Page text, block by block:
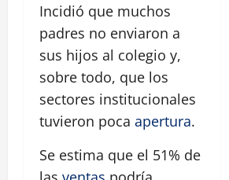
Incidió que muchos
padres no enviaron a
sus hijos al colegio y,
sobre todo, que los
sectores institucionales
tuvieron poca apertura.
Se estima que el 51% de